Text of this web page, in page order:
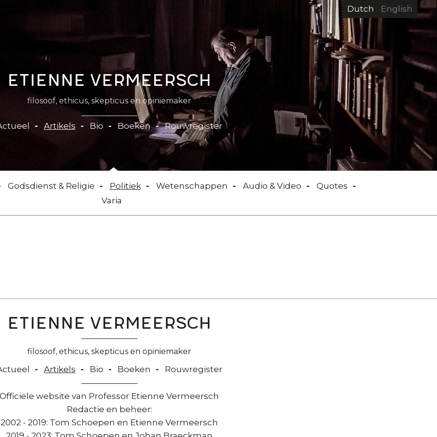
Dutch English
Etienne Vermeersch
filosoof, ethicus, skepticus en opiniemaker
Artikels Bio Boeken Rouwregister
Godsdienst & Religie Politiek Wetenschappen Audio & Video
Quotes
Varia
Etienne Vermeersch
filosoof, ethicus, skepticus en opiniemaker
Artikels Bio Boeken Rouwregister
Officiële website van Professor Etienne Vermeersch
Redactie en beheer:
2002 - 2019: Tom Schoepen en Etienne Vermeersch